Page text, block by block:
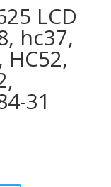
LCD
hc37,
HC52,
31